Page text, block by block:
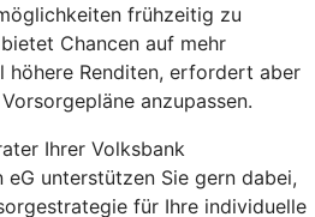
frühzeitig zu
Chancen auf mehr
höhere Renditen, erfordert aber
anzupassen.
Ihrer Volksbank
eG unterstützen Sie gern dabei,
für Ihre individuelle